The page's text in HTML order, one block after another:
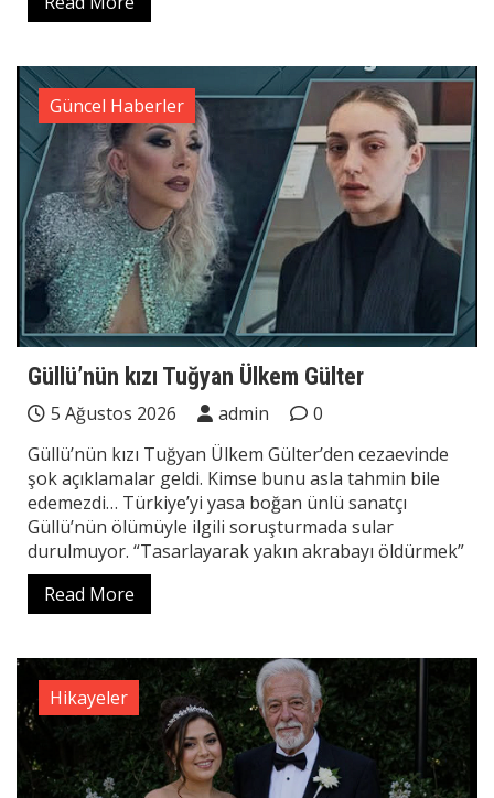
Güncel Haberler
Güllü’nün kızı Tuğyan Ülkem Gülter
5 Ağustos 2026 admin
0
Güllü’nün kızı Tuğyan Ülkem Gülter’den cezaevinde
şok açıklamalar geldi. Kimse bunu asla tahmin bile
edemezdi… Türkiye’yi yasa boğan ünlü sanatçı
Güllü’nün ölümüyle ilgili soruşturmada sular
durulmuyor. “Tasarlayarak yakın akrabayı öldürmek”
Read More
Hikayeler